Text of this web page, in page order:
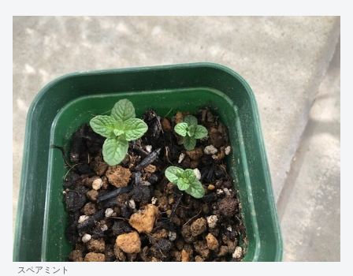
スペアミント